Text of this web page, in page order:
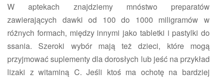
W aptekach znajdziemy mnóstwo preparatów
zawierających dawki od 100 do 1000 miligramów w
różnych formach, między innymi jako tabletki i pastylki do
ssania. Szeroki wybór mają też dzieci, które mogą
przyjmować suplementy dla dorosłych lub jeść na przykład
lizaki z witaminą C. Jeśli ktoś ma ochotę na bardziej